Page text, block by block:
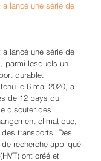
lancé une série de
lancé une série de
parmi lesquels un
durable.
le 6 mai 2020, a
de 12 pays du
discuter des
climatique,
transports. Des
recherche appliqué
ont créé et